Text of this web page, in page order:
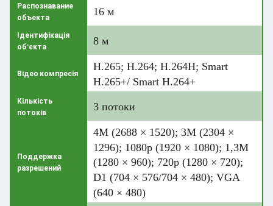
Распознавание
объекта
16 м
Ідентифікація
об'єкта
8 м
Відео компресія
H.265; H.264; H.264H; Smart
H.265+/ Smart H.264+
Кількість
потоків
3 потоки
Поддержка
разрешений
4M (2688 × 1520); 3M (2304 ×
1296); 1080p (1920 × 1080); 1,3M
(1280 × 960); 720p (1280 × 720);
D1 (704 × 576/704 × 480); VGA
(640 × 480)